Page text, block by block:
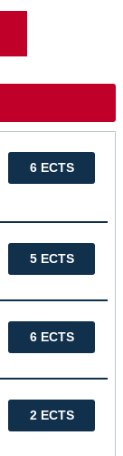
6 ECTS
5 ECTS
6 ECTS
2 ECTS